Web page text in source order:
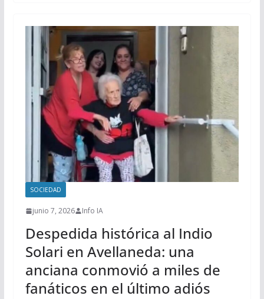
SOCIEDAD
junio 7, 2026 Info IA
Despedida histórica al Indio
Solari en Avellaneda: una
anciana conmovió a miles de
fanáticos en el último adiós